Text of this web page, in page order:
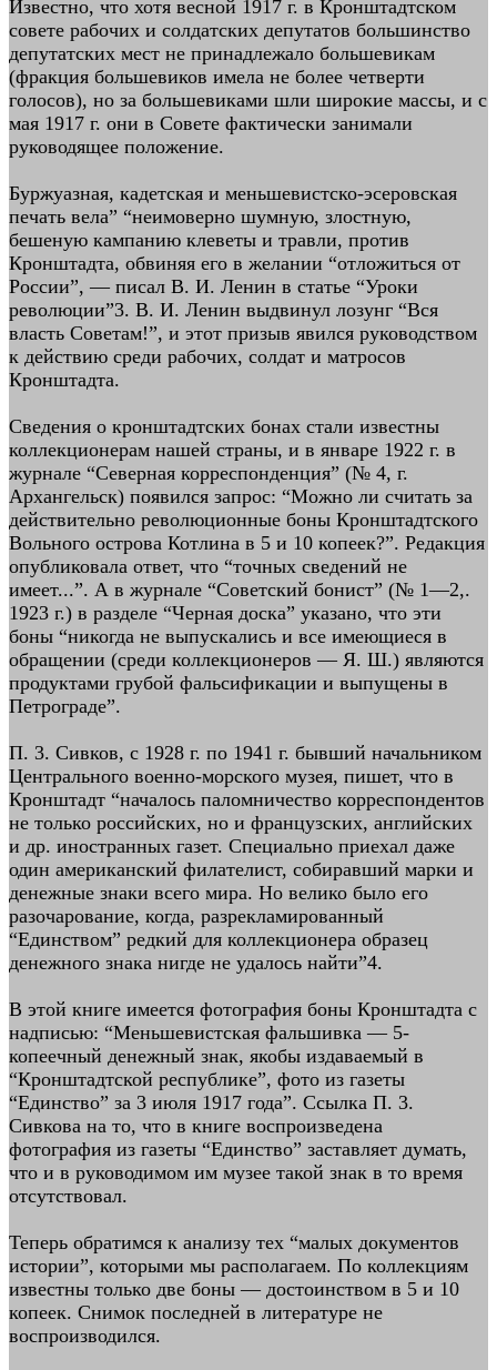
Известно, что хотя весной 1917 г. в Кронштадтском
совете рабочих и солдатских депутатов большинство
депутатских мест не принадлежало большевикам
(фракция большевиков имела не более четверти
голосов), но за большевиками шли широкие массы, и с
мая 1917 г. они в Совете фактически занимали
руководящее положение.
Буржуазная, кадетская и меньшевистско-эсеровская
печать вела” “неимоверно шумную, злостную,
бешеную кампанию клеветы и травли, против
Кронштадта, обвиняя его в желании “отложиться от
России”, — писал В. И. Ленин в статье “Уроки
революции”3. В. И. Ленин выдвинул лозунг “Вся
власть Советам!”, и этот призыв явился руководством
к действию среди рабочих, солдат и матросов
Кронштадта.
Сведения о кронштадтских бонах стали известны
коллекционерам нашей страны, и в январе 1922 г. в
журнале “Северная корреспонденция” (№ 4, г.
Архангельск) появился запрос: “Можно ли считать за
действительно революционные боны Кронштадтского
Вольного острова Котлина в 5 и 10 копеек?”. Редакция
опубликовала ответ, что “точных сведений не
имеет...”. А в журнале “Советский бонист” (№ 1—2,.
1923 г.) в разделе “Черная доска” указано, что эти
боны “никогда не выпускались и все имеющиеся в
обращении (среди коллекционеров — Я. Ш.) являются
продуктами грубой фальсификации и выпущены в
Петрограде”.
П. 3. Сивков, с 1928 г. по 1941 г. бывший начальником
Центрального военно-морского музея, пишет, что в
Кронштадт “началось паломничество корреспондентов
не только российских, но и французских, английских
и др. иностранных газет. Специально приехал даже
один американский филателист, собиравший марки и
денежные знаки всего мира. Но велико было его
разочарование, когда, разрекламированный
“Единством” редкий для коллекционера образец
денежного знака нигде не удалось найти”4.
В этой книге имеется фотография боны Кронштадта с
надписью: “Меньшевистская фальшивка — 5-
копеечный денежный знак, якобы издаваемый в
“Кронштадтской республике”, фото из газеты
“Единство” за 3 июля 1917 года”. Ссылка П. 3.
Сивкова на то, что в книге воспроизведена
фотография из газеты “Единство” заставляет думать,
что и в руководимом им музее такой знак в то время
отсутствовал.
Теперь обратимся к анализу тех “малых документов
истории”, которыми мы располагаем. По коллекциям
известны только две боны — достоинством в 5 и 10
копеек. Снимок последней в литературе не
воспроизводился.